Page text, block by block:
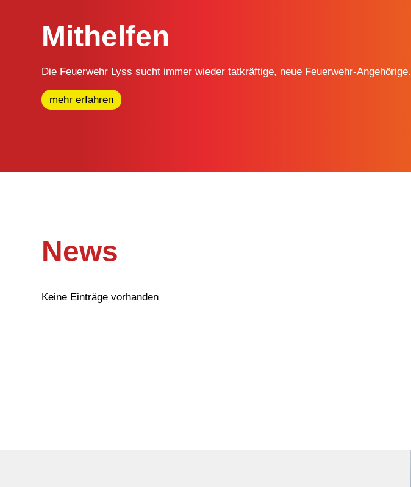
Mithelfen
Die Feuerwehr Lyss sucht immer wieder tatkräftige, neue Feuerwehr-Angehörige.
mehr erfahren
News
Keine Einträge vorhanden